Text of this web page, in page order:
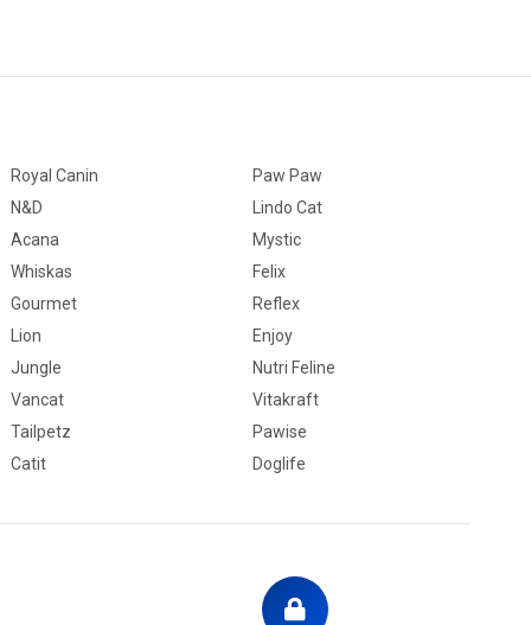
Royal Canin
Paw Paw
N&D
Lindo Cat
Acana
Mystic
Whiskas
Felix
Gourmet
Reflex
Lion
Enjoy
Jungle
Nutri Feline
Vancat
Vitakraft
Tailpetz
Pawise
Catit Doglife